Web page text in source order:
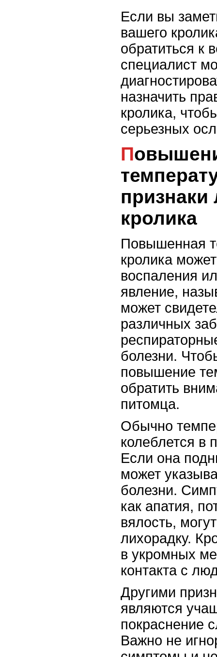
Если вы
вашего
обратиться к
специалист
назначить
кролика,
серьезных
Повышение
признаки
кролика
Повышенная
кролика
воспаления
явление,
может
различных
болезни.
повышение
обратить
питомца.
Обычно
колеблется в
Если она
может
болезни.
как апатия,
вялость,
лихорадку.
в укромных
контакта с
Другими
являются
покраснение
Важно не